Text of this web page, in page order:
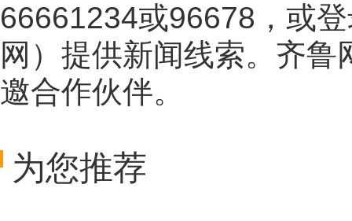
66661234或96678，或
网 ）提供新闻线索。齐鲁
邀合作伙伴。
为您推荐